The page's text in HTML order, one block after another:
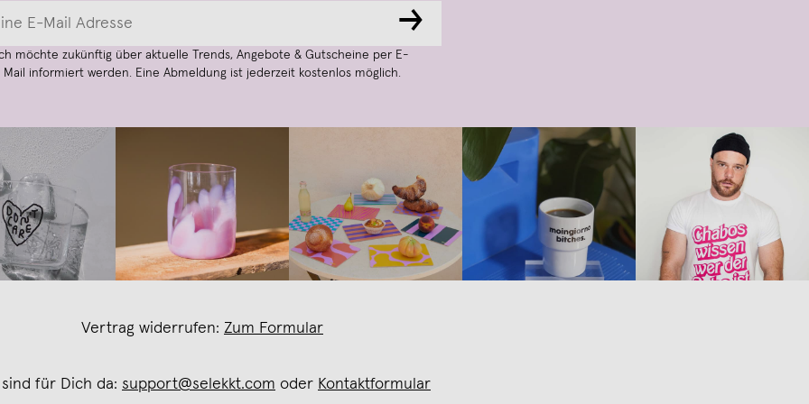
→
möchte zukünftig über aktuelle Trends, Angebote & Gutscheine per E-
Mail informiert werden. Eine Abmeldung ist jederzeit kostenlos möglich.
Vertrag widerrufen: Zum Formular
für Dich da: support@selekkt.com oder Kontaktformular